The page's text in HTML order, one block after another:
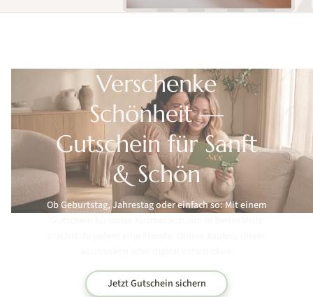
Verschenke
Schönheit —
Gutschein für Sanft
& Schön
Ob Geburtstag, Jahrestag oder einfach so: Mit einem
Jetzt Gutschein sichern